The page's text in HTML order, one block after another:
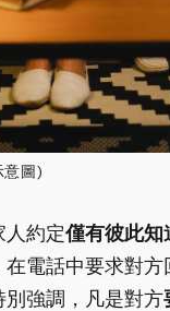
圖)
人約定僅有彼此知
在電話中要求對方
別強調，凡是對方